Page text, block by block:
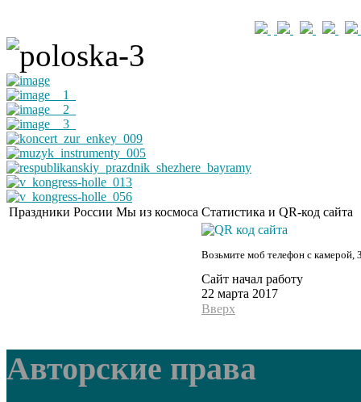
Праздники России Мы из космоса Статистика и QR-код сайта
Возьмите моб телефон с камерой,
Сайт начал работу
22 марта 2017
Вверх
Авторские права